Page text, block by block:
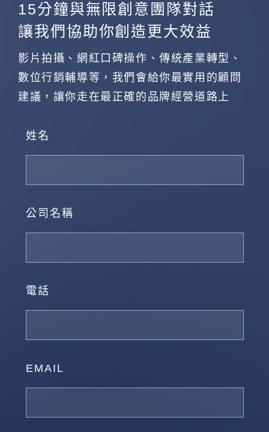
15分鐘與無限創意團隊對話
讓我們協助你創造更大效益
影片拍攝、網紅口碑操作、傳統產業轉型、
數位行銷輔導等，我們會給你最實用的顧問
建議，讓你走在最正確的品牌經營道路上
姓名
公司名稱
電話
EMAIL